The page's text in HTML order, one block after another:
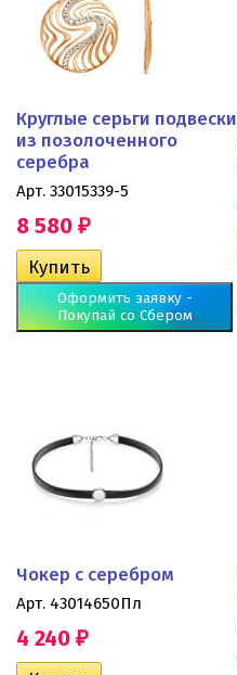
Круглые серьги подвески
из позолоченного
серебра
Арт. 33015339-5
8 580 ₽
Оформить заявку -
Покупай со Сбером
Чокер с серебром
Арт. 43014650Пл
4 240 ₽